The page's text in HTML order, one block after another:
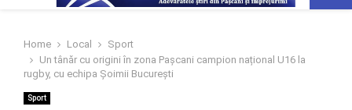
Home Local
Sport
Un tânăr cu origini în zona Pașcani campion național U16 la
rugby, cu echipa Șoimii București
Sport